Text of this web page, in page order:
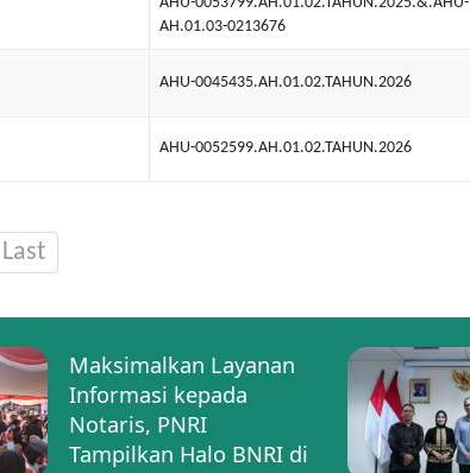
AH.01.03-0213676
AHU-0045435.AH.01.02.TAHUN.2026
AHU-0052599.AH.01.02.TAHUN.2026
Last
Maksimalkan Layanan
Informasi kepada
Notaris, PNRI
Tampilkan Halo BNRI di